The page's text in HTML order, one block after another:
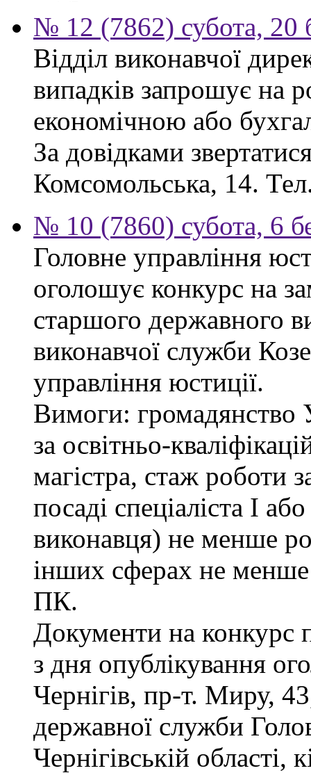
№ 12 (7862) субота, 20
Відділ виконавчої
випадків запрошує на
економічною або
За довідками
Комсомольська, 14.
№ 10 (7860) субота, 6
Головне управління
оголошує конкурс на
старшого державного
виконавчої служби
управління юстиції.
Вимоги: громадянство
за освітньо-
магістра, стаж роботи
посаді спеціаліста І
виконавця) не менше
інших сферах не
ПК.
Документи на конкурс
з дня опублікування
Чернігів, пр-т. Миру,
державної служби
Чернігівській